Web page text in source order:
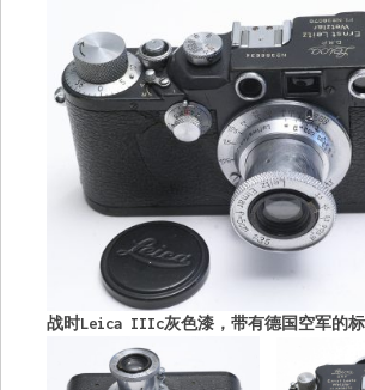
战时Leica IIIc灰色漆，带有德国空军的标